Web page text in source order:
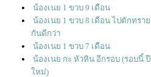
น้องเนย 1 ขวบ 9 เดือน
น้องเนย 1 ขวบ 8 เดือน ไปตักทรา
กันดีกว่า
น้องเนย 1 ขวบ 7 เดือน
น้องเนย กะ หัวหิน อีกรอบ (รอบนี้ ปี
หม่)